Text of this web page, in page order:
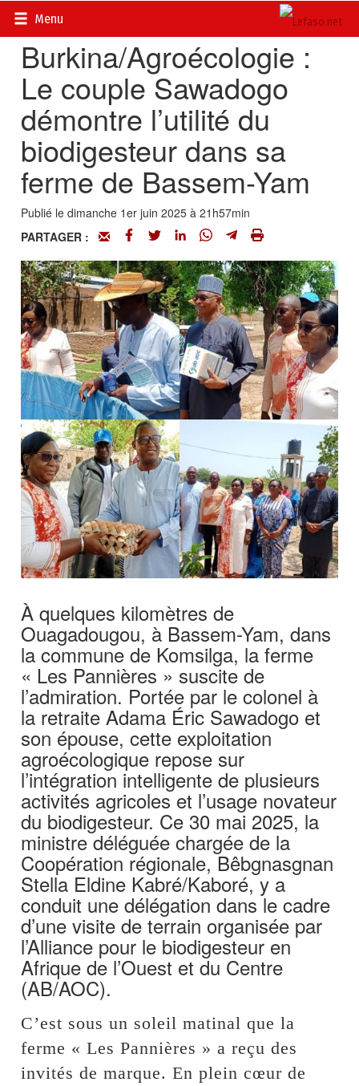
Menu
Accueil>
Burkina/Agroécologie :
Le couple Sawadogo
démontre l’utilité du
biodigesteur dans sa
ferme de Bassem-Yam
Publié le dimanche 1er juin 2025 à 21h57min
PARTAGER :
À quelques kilomètres de
Ouagadougou, à Bassem-Yam, dans
la commune de Komsilga, la ferme
« Les Pannières » suscite de
l’admiration. Portée par le colonel à
la retraite Adama Éric Sawadogo et
son épouse, cette exploitation
agroécologique repose sur
l’intégration intelligente de plusieurs
activités agricoles et l’usage novateur
du biodigesteur. Ce 30 mai 2025, la
ministre déléguée chargée de la
Coopération régionale, Bêbgnasgnan
Stella Eldine Kabré/Kaboré, y a
conduit une délégation dans le cadre
d’une visite de terrain organisée par
l’Alliance pour le biodigesteur en
Afrique de l’Ouest et du Centre
(AB/AOC).
C’est sous un soleil matinal que la
ferme « Les Pannières » a reçu des
invités de marque. En plein cœur de